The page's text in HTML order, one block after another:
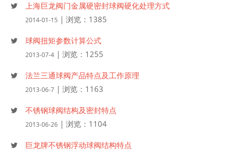
上海巨龙阀门金属硬密封球阀硬化处理方式
2014-01-15 | 浏览：1385
球阀扭矩参数计算公式
2013-07-4 | 浏览：1255
法兰三通球阀产品特点及工作原理
2013-06-7 | 浏览：1163
不锈钢球阀结构及密封特点
2013-06-26 | 浏览：1104
巨龙牌不锈钢浮动球阀结构特点